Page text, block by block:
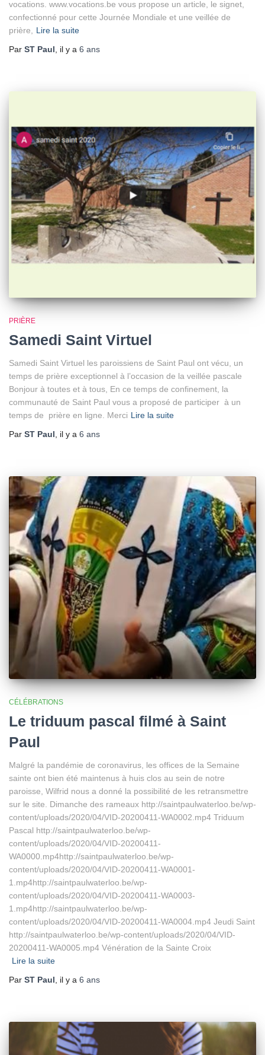
vocations. www.vocations.be vous propose un article, le signet,
confectionné pour cette Journée Mondiale et une veillée de
prière,
Lire la suite
Par ST Paul , il y a 6 ans
PRIÈRE
Samedi Saint Virtuel
Samedi Saint Virtuel les paroissiens de Saint Paul ont vécu, un
temps de prière exceptionnel à l’occasion de la veillée pascale
Bonjour à toutes et à tous, En ce temps de confinement, la
communauté de Saint Paul vous a proposé de participer à un
temps de prière en ligne. Merci Lire la suite
Par ST Paul , il y a 6 ans
CÉLÉBRATIONS
Le triduum pascal filmé à Saint
Paul
Malgré la pandémie de coronavirus, les offices de la Semaine
sainte ont bien été maintenus à huis clos au sein de notre
paroisse, Wilfrid nous a donné la possibilité de les retransmettre
sur le site. Dimanche des rameaux http://saintpaulwaterloo.be/wp-
content/uploads/2020/04/VID-20200411-WA0002.mp4 Triduum
Pascal http://saintpaulwaterloo.be/wp-
content/uploads/2020/04/VID-20200411-
WA0000.mp4http://saintpaulwaterloo.be/wp-
content/uploads/2020/04/VID-20200411-WA0001-
1.mp4http://saintpaulwaterloo.be/wp-
content/uploads/2020/04/VID-20200411-WA0003-
1.mp4http://saintpaulwaterloo.be/wp-
content/uploads/2020/04/VID-20200411-WA0004.mp4 Jeudi Saint
http://saintpaulwaterloo.be/wp-content/uploads/2020/04/VID-
20200411-WA0005.mp4 Vénération de la Sainte Croix
Lire la suite
Par ST Paul , il y a 6 ans